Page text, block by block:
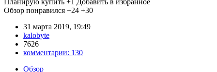
Обзор понравился +24 +30
31 марта 2019, 19:49
kalobyte
7626
комментарии: 130
Обзор